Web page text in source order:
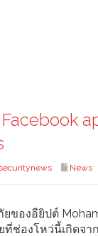
securitynews News
ของอียิปต์
ช่องโหว่นี้เกิดจ